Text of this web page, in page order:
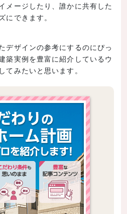
ク
メージしたり、誰かに共有した
にできます。
デザインの参考にするのにぴっ
築実例を豊富に紹介しているウ
てみたいと思います。